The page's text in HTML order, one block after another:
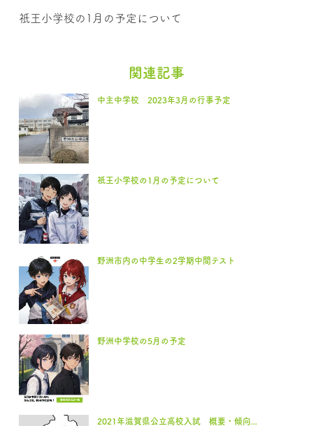
祇王小学校の1月の予定について
関連記事
中主中学校 2023年3月の行事予定
祇王小学校の1月の予定について
野洲市内の中学生の2学期中間テスト
野洲中学校の5月の予定
2021年滋賀県公立高校入試 概要・傾向...